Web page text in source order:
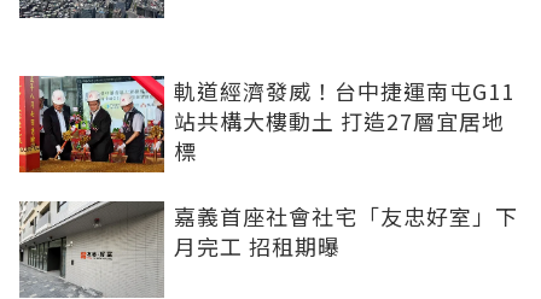
軌道經濟發威！台中捷運南屯G11
站共構大樓動土 打造27層宜居地
標
嘉義首座社會社宅「友忠好室」下
月完工 招租期曝